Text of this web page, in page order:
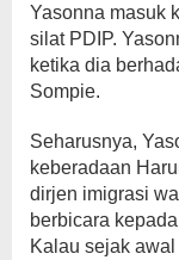
Yasonna masuk
silat PDIP.
ketika dia
Sompie.
Seharusnya,
keberadaan
dirjen imigrasi
berbicara
Kalau sejak